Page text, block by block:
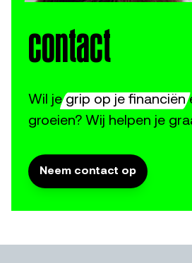
contact
Wil jegrip op je financiën
groeien? Wij helpen je
Neem contact op